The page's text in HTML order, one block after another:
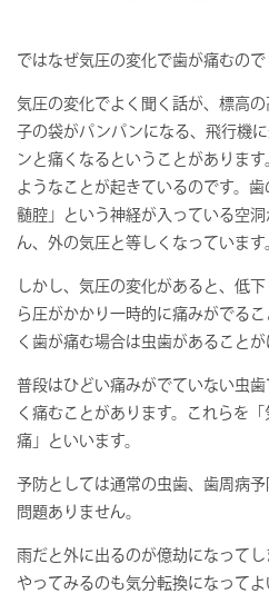
ではなぜ気圧の変化で歯が痛むので
気圧の変化でよく聞く話が、標高
子の袋がパンパンになる、飛行機
ンと痛くなるということがありま
ようなことが起きているのです。
髄腔」という神経が入っている空
ん、外の気圧と等しくなっています
しかし、気圧の変化があると、低
ら圧がかかり一時的に痛みがでる
く歯が痛む場合は虫歯があることが
普段はひどい痛みがでていない虫
く痛むことがあります。これらを
痛」といいます。
予防としては通常の虫歯、歯周病
問題ありません。
雨だと外に出るのが億劫になって
やってみるのも気分転換になって